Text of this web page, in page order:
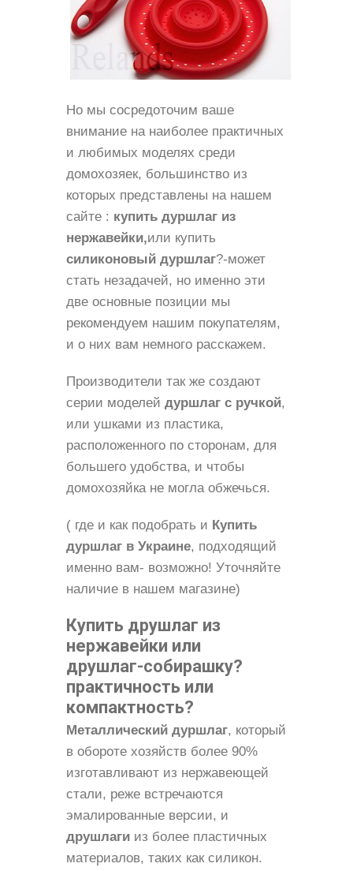
Но мы сосредоточим ваше
внимание на наиболее практичных
и любимых моделях среди
домохозяек, большинство из
которых представлены на нашем
сайте : купить дуршлаг из
нержавейки,или купить
силиконовый дуршлаг?-может
стать незадачей, но именно эти
две основные позиции мы
рекомендуем нашим покупателям,
и о них вам немного расскажем.
Производители так же создают
серии моделей дуршлаг с ручкой,
или ушками из пластика,
расположенного по сторонам, для
большего удобства, и чтобы
домохозяйка не могла обжечься.
( где и как подобрать и Купить
дуршлаг в Украине, подходящий
именно вам- возможно! Уточняйте
наличие в нашем магазине)
Купить друшлаг из
нержавейки или
друшлаг-собирашку?
практичность или
компактность?
Металлический дуршлаг, который
в обороте хозяйств более 90%
изготавливают из нержавеющей
стали, реже встречаются
эмалированные версии, и
друшлаги из более пластичных
материалов, таких как силикон.